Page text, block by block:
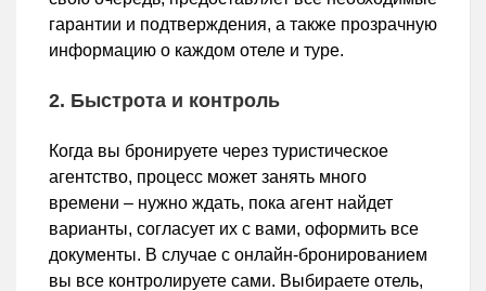
гарантии и подтверждения, а также прозрачную
информацию о каждом отеле и туре.
2. Быстрота и контроль
Когда вы бронируете через туристическое
агентство, процесс может занять много
времени – нужно ждать, пока агент найдет
варианты, согласует их с вами, оформить все
документы. В случае с онлайн-бронированием
вы все контролируете сами. Выбираете отель,